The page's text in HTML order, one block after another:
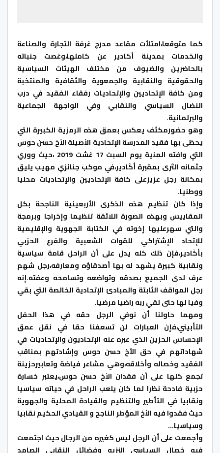
كما متوقعا،امتلأت مقاعد مدرج غرفة التجارة والصناعة
والخدمات بمدينة أكادير عن كاملها،وغصت جنباته
بالحاضرين والضيوف من مختلف الهيئات السياسية
والحقوقية والنقابية والجمعوية والثقافية والمنتخبة
ومن كافة الإتحاديين والإتحاديات رفقاء الفقيد في درب
النضال السياسي والنقابي وفي الواجهة الجماعية
والبرلمانية.
وهو حضورمكثف يعكس بعمق هذه الرمزية الكبيرة التي
يحظى بها فقيد المدرسة الإتحادية الأصيلة الأخ حسن حوس
التي وافته المنية يوم السبت 17 غشت 2019 ،حيث ووري
جثمانه الثرى بمقبرة أكَادير،في موكب جنائزي مهيب يليق
بمكانة رجل عزيزعلى كافة الإتحاديين والإتحاديات محليا
ووطنيا.
وإذا كان تنظيم هذه الذكرى الأربعينية الناجحة بكل
المقاييس وبهذه الصورة اللائقة تنظيما وإخراجا وبرمجة
والتي سهرعليها إخوته في الكتابة الجهوية والإقليمية
للإتحاد الإشتراكي للقوات الشعبية والفرع الحزبي
بأكَادير،فإن ذلك كله يدل على أن الراحل قامة سياسية
ونقابية كبيرة يشهد له بها أصدقاؤه ومعارفه،رجل شهم
عرف لدى الجميع بصدقه وتواضعه وتسامحه وعفته.إنه
رجل المواقف الثابتة والمبادئ الإتحادية الخالصة التي بقي
وفيا لها حتى لقي ربه راضيا مرضيا.
ومهما حاولنا أن نوفي الرجل حقه في هذا الحفل
التأبيني،فإن العبارات لن تسعفنا حقا في نقل عمق
الإحساس الحزين الذي عبره عنه الإتحاديون والإتحاديات في
شهاداتهم في حق الأخ حسن حوس وإشادتهم بمناقب
الفقيد وخصاله وأخلاقه،وهي مشاعر فياضة وتعابيرحزينة
تجمع كلها على أن فقدان الأخ حسن حوس،يعتبر خسارة
حزبية فادحة نظرا لما كان يلعب الراحل في حياته سياسيا
ونقابيا في التأطير والتنظيم والقيادة المحلية والجهوية
حيث فقدوا فيه الأخ المؤطر الناجح و القيادي الحكيم نقابيا
وسياسيا…
وأجمعت على أن الرجل ليس كغيره من الرجال حيث اجتمعت
فيه خصال السياسي النزيه وفضائل النقابي الصامد